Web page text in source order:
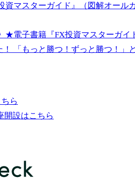
資マスターガイド』（図解オール
★電子書籍『FX投資マスターガ
「もっと勝つ！ずっと勝つ！
ら
開設はこちら